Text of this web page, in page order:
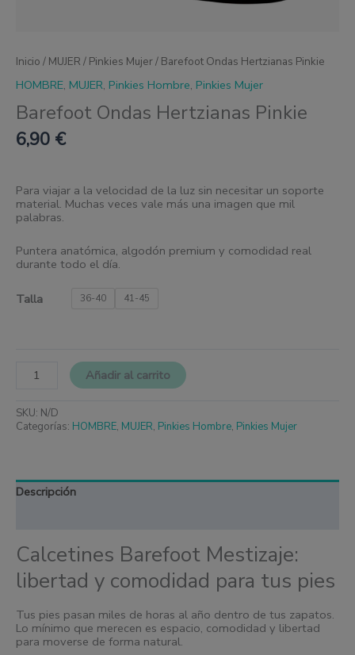
Inicio / MUJER / Pinkies Mujer/ Barefoot Ondas Hertzianas Pinkie
HOMBRE, MUJER, Pinkies Hombre, Pinkies Mujer
Barefoot Ondas Hertzianas Pinkie
6,90 €
Para viajar a la velocidad de la luz sin necesitar un soporte
material. Muchas veces vale más una imagen que mil
palabras.
Puntera anatómica, algodón premium y comodidad real
durante todo el día.
Talla 36-40 41-45
Añadir al carrito
SKU: N/D
Categorías: HOMBRE, MUJER, Pinkies Hombre, Pinkies Mujer
Descripción
Calcetines Barefoot Mestizaje:
libertad y comodidad para tus pies
Tus pies pasan miles de horas al año dentro de tus zapatos.
Lo mínimo que merecen es espacio, comodidad y libertad
para moverse de forma natural.